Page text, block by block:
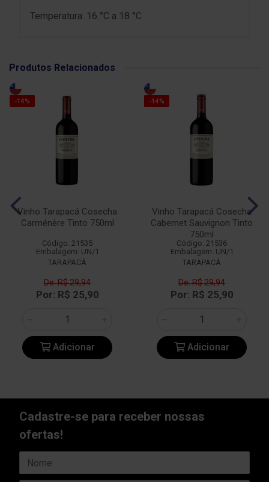
Temperatura: 16 °C a 18 °C
Produtos Relacionados
-14%
Vinho Tarapacá Cosecha
Carménère Tinto 750ml
Código: 21535
Embalagem: UN/1
TARAPACÁ
De: R$ 29,94
Por: R$ 25,90
Adicionar
-14%
Vinho Tarapacá Cosecha
Cabernet Sauvignon Tinto
750ml
Código: 21536
Embalagem: UN/1
TARAPACÁ
De: R$ 29,94
Por: R$ 25,90
Adicionar
Cadastre-se para receber nossas
ofertas!